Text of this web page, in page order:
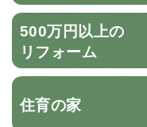
500万円以上の
リフォーム
住育の家